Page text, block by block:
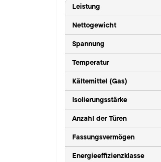
Leistung
Nettogewicht
Spannung
Temperatur
Kältemittel (Gas)
Isolierungsstärke
Anzahl der Türen
Fassungsvermögen
Energieeffizienzklasse